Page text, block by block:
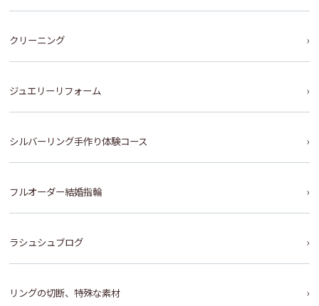
クリーニング
ジュエリーリフォーム
シルバーリング手作り体験コース
フルオーダー結婚指輪
ラシュシュブログ
リングの切断、特殊な素材